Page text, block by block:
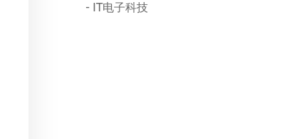
IT电子科技